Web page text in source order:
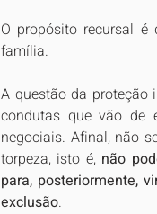
O propósito recursal
família.
A questão da proteção
condutas que vão de
negociais. Afinal, não
torpeza, isto é, não
para, posteriormente,
exclusão.